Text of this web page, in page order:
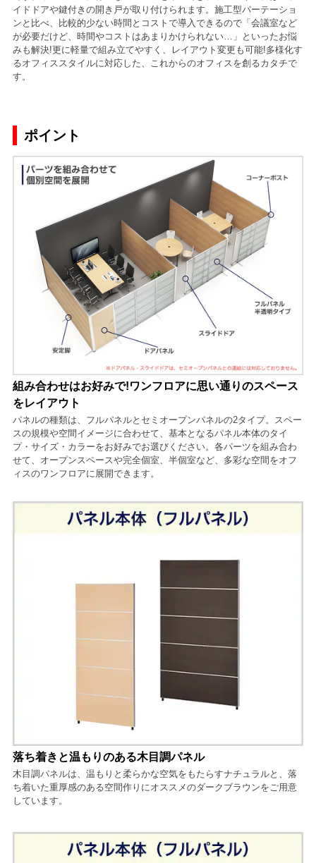
イドドアや鍵付きの開き戸が取り付けられます。施工型パーテーショ
ンと比べ、比較的少ない時間とコストで導入できるので「会議室など
が必要だけど、時間やコストはあまりかけられない…」といったお悩
みも解決!更に軽量で組み立てやすく、レイアウト変更も可能!多様化す
るオフィススタイルに対応した、これからのオフィスを創るカタチで
す。
ポイント
組み合わせはお好みで!ワンフロアに思い通りのスペース
をレイアウト
パネルの種類は、フルパネルとセミオープンパネルの2タイプ。スペー
スの規模や空間イメージに合わせて、基本となるパネル本体のタイ
プ・サイズ・カラーをお好みでお選びください。各パーツを組み合わ
せて、オープンスペースや完全個室、半個室など、多彩な空間をオフ
ィスのワンフロアに展開できます。
落ち着きと温もりのある木目調パネル
木目調パネルは、温もりと柔らかな空気をもたらすナチュラルと、落
ち着いた重厚感のある空間作りにオススメのダークブラウンをご用意
しています。